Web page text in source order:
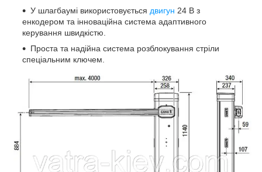
У шлагбаумі використовується двигун 24 В з
енкодером та інноваційна система адаптивного
керування швидкістю.
Проста та надійна система розблокування стріли
спеціальним ключем.